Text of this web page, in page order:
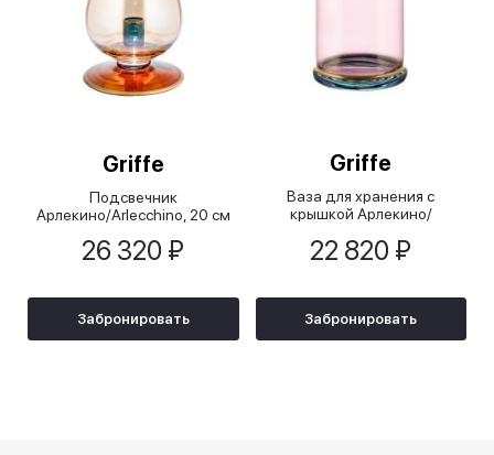
Griffe
Подсвечник
Арлекино/Arlecchino, 20 см
26 320 ₽
Забронировать
Griffe
Ваза для хранения с
крышкой Арлекино/
22 820 ₽
Забронировать